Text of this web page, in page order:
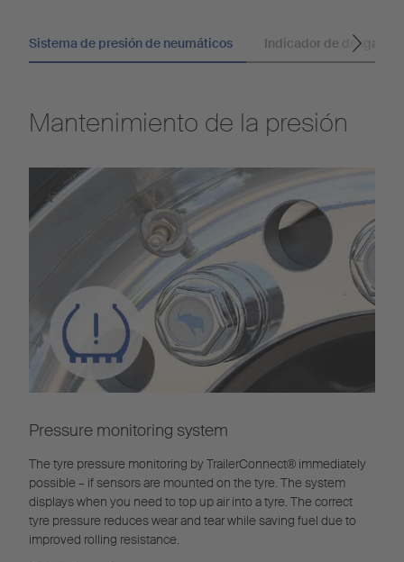
Sistema de presión de neumáticos Indicador de desgaste
Mantenimiento de la presión
Pressure monitoring system
The tyre pressure monitoring by TrailerConnect® immediately
possible – if sensors are mounted on the tyre. The system
displays when you need to top up air into a tyre. The correct
tyre pressure reduces wear and tear while saving fuel due to
improved rolling resistance.